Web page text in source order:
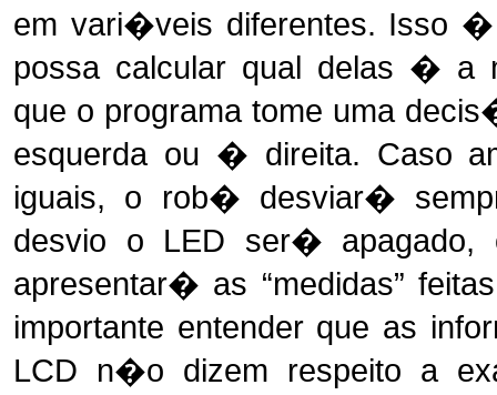
em vari�veis diferentes. Isso
possa calcular qual delas � a
que o programa tome uma
esquerda ou � direita. Caso
iguais, o rob� desviar�
desvio o LED ser�
apresentar� as “medidas”
importante entender que as
LCD n�o dizem respeito a